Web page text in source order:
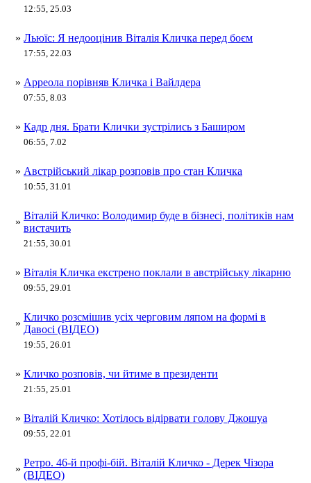
12:55, 25.03
» Льюїс: Я недооцінив Віталія Кличка перед боєм
17:55, 22.03
» Арреола порівняв Кличка і Вайлдера
07:55, 8.03
» Кадр дня. Брати Клички зустрілись з Баширом
06:55, 7.02
» Австрійський лікар розповів про стан Кличка
10:55, 31.01
»
Віталій Кличко: Володимир буде в бізнесі, політиків нам
вистачить
21:55, 30.01
» Віталія Кличка екстрено поклали в австрійську лікарню
09:55, 29.01
»
Кличко розсмішив усіх черговим ляпом на формі в
Давосі (ВІДЕО)
19:55, 26.01
» Кличко розповів, чи йтиме в президенти
21:55, 25.01
» Віталій Кличко: Хотілось відірвати голову Джошуа
09:55, 22.01
»
Ретро. 46-й профі-бій. Віталій Кличко - Дерек Чізора
(ВІДЕО)